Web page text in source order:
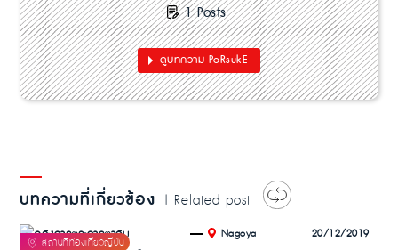
1 Posts
ดูบทความ PoRsukE
บทความที่เกี่ยวข้อง | Related post
. Nagoya 20/12/2019